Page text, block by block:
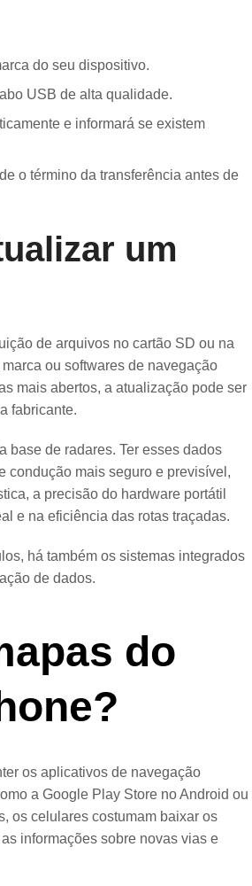
do seu dispositivo.
USB de alta qualidade.
e informará se existem
o término da transferência antes de
um
de arquivos no cartão SD ou na
ou softwares de navegação
mais abertos, a atualização pode ser
fabricante.
base de radares. Ter esses dados
condução mais seguro e previsível,
a precisão do hardware portátil
e na eficiência das rotas traçadas.
há também os sistemas integrados
de dados.
do
os aplicativos de navegação
a Google Play Store no Android ou
os celulares costumam baixar os
informações sobre novas vias e